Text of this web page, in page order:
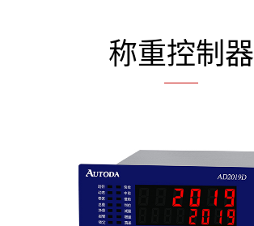
称重控制器